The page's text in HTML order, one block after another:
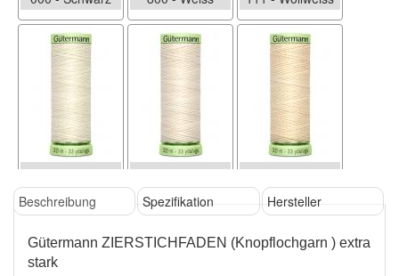
1 802 414
Beschreibung Spezifikation Hersteller
Gütermann ZIERSTICHFADEN (Knopflochgarn ) extra
stark